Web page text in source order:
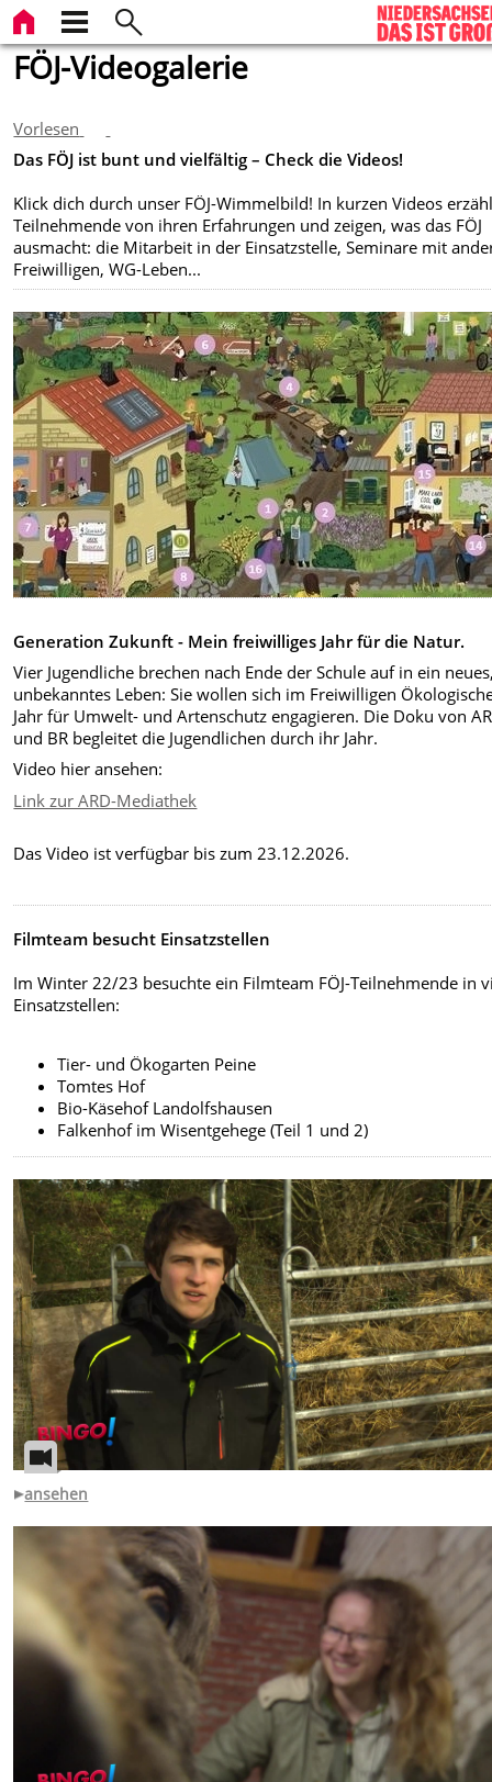
FÖJ-Videogalerie
Vorlesen
Das FÖJ ist bunt und vielfältig – Check die Videos!
Klick dich durch unser FÖJ-Wimmelbild! In kurzen Videos
Teilnehmende von ihren Erfahrungen und zeigen, was das FÖJ
ausmacht: die Mitarbeit in der Einsatzstelle, Seminare mit
Freiwilligen, WG-Leben...
Generation Zukunft - Mein freiwilliges Jahr für die Natur.
Vier Jugendliche brechen nach Ende der Schule auf in ein
unbekanntes Leben: Sie wollen sich im Freiwilligen
Jahr für Umwelt- und Artenschutz engagieren. Die Doku von
und BR begleitet die Jugendlichen durch ihr Jahr.
Video hier ansehen:
Link zur ARD-Mediathek
Das Video ist verfügbar bis zum 23.12.2026.
Filmteam besucht Einsatzstellen
Im Winter 22/23 besuchte ein Filmteam FÖJ-Teilnehmende in
Einsatzstellen:
Tier- und Ökogarten Peine
Tomtes Hof
Bio-Käsehof Landolfshausen
Falkenhof im Wisentgehege (Teil 1 und 2)
ansehen